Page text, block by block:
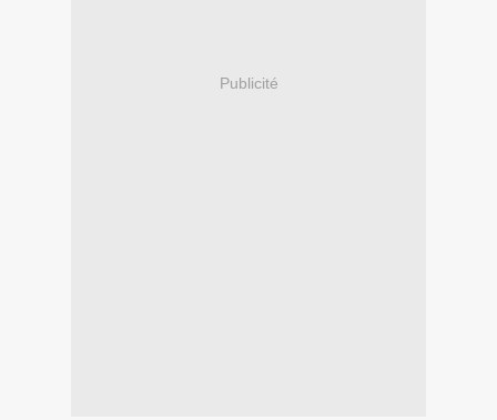
Publicité